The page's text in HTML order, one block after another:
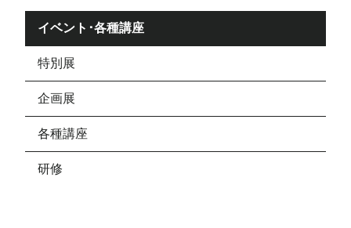
イベント･各種講座
特別展
企画展
各種講座
研修